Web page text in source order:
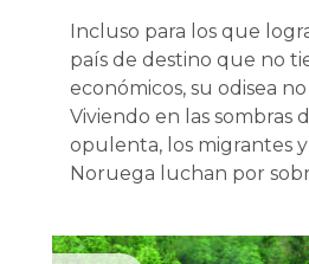
Incluso para los que
país de destino que no
económicos, su odisea
Viviendo en las sombras
opulenta, los migrantes
Noruega luchan por